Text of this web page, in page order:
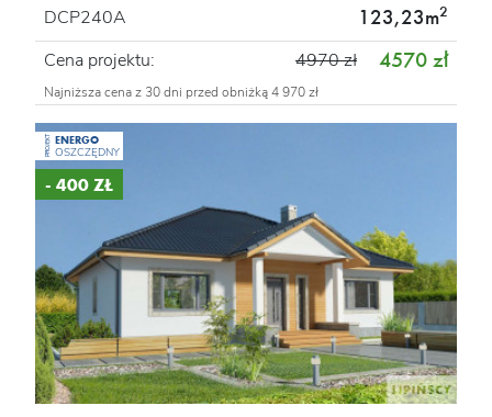
DCP240A 123,23m2
Cena projektu: 4570 zł
4970 zł
Najniższa cena z 30 dni przed obniżką 4 970 zł
PROJEKT ENERGO
OSZCZĘDNY
- 400 ZŁ